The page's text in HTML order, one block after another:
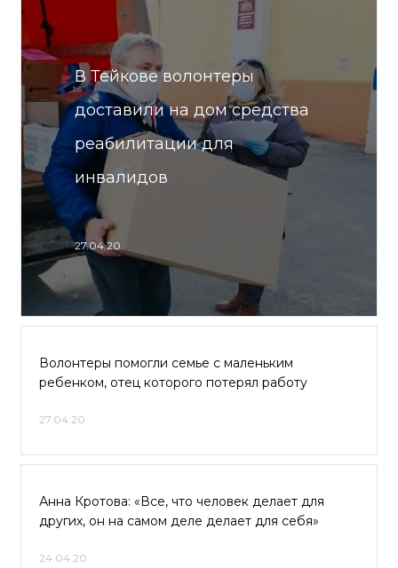
В Тейкове волонтеры
доставили на дом средства
реабилитации для
инвалидов
27.04.20
Волонтеры помогли семье с маленьким
ребенком, отец которого потерял работу
27.04.20
Анна Кротова: «Все, что человек делает для
других, он на самом деле делает для себя»
24.04.20